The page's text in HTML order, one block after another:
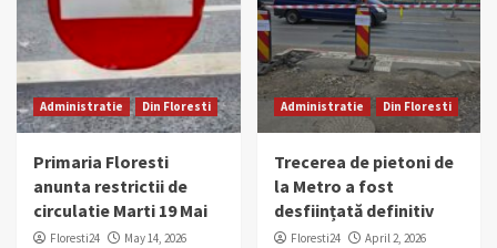
Administratie Din Floresti
Primaria Floresti
anunta restrictii de
circulatie Marti 19 Mai
Floresti24 May 14, 2026
Administratie Din Floresti
Trecerea de pietoni de
la Metro a fost
desființată definitiv
Floresti24 April 2, 2026